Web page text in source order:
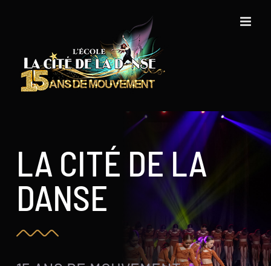
LA CITÉ DE LA
DANSE